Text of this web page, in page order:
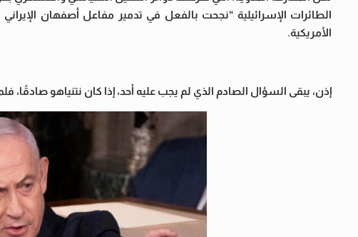
الطائرات الإسرائيلية “نجحت بالفعل في تدمير مفاعل أصفهان
الأمريكية.
إذن، يبقى السؤال الصادم الذي لم يجب عليه أحد، إذا كان نتنياهو